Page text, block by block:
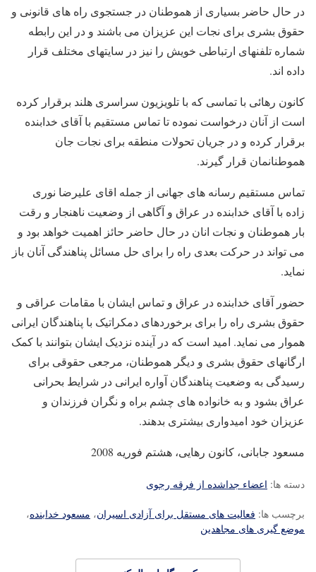
در حال حاضر بسیاری از هموطنان در جستجوی راه های قانونی و
حقوق بشری برای نجات این عزیزان می باشند و در این رابطه
شماره تلفنهای ارتباطی خویش را نیز در سایتهای مختلف قرار
داده اند.
کانون رهائی با تماسی که با تلویزیون سراسری هلند برقرار کرده
است از آنان درخواست نموده تا تماس مستقیم با آقای خدابنده
برقرار کرده و در جریان تحولات منطقه برای نجات جان
هموطنانمان قرار گیرند.
تماس مستقیم رسانه های جهانی از جمله اقای علیرضا نوری
زاده با آقای خدابنده در عراق و آگاهی از وضعیت ناهنجار و رقت
بار هموطنان و نجات انان در حال حاضر حائز اهمیت خواهد بود و
می تواند در حرکت بعدی راه را برای حل مسائل پناهندگی آنان باز
نماید.
حضور آقای خدابنده در عراق و تماس ایشان با مقامات عراقی و
حقوق بشری راه را برای برخوردهای دمکراتیک با پناهندگان ایرانی
هموار می نماید. امید است که در آینده نزدیک ایشان بتوانند با کمک
ارگانهای حقوق بشری و دیگر هموطنان، مرجعی حقوقی برای
رسیدگی به وضعیت پناهندگان آواره ایرانی در شرایط بحرانی
عراق بشود و به خانواده های چشم براه و نگران فرزندان و
عزیزان خود امیدواری بیشتری بدهند.
مسعود جابانی، کانون رهایی، هشتم فوریه 2008
دسته ها: اعضاء جداشده از فرقه رجوی
برچسب ها: فعالیت های مستقل برای آزادی اسیران، مسعود خدابنده،
موضع گیری های مجاهدین